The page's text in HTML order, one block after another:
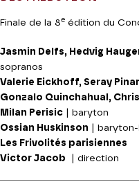
Finale de la 8e édition du
Jasmin Delfs, Hedvig
sopranos
Valerie Eickhoff, Seray Pinar
Gonzalo Quinchahual,
Milan Perisic | baryton
Ossian Huskinson |
Les Frivolités parisiennes
Victor Jacob | direction